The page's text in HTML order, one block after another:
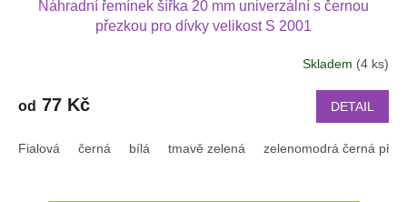
Náhradní řemínek šířka 20 mm univerzální s černou
přezkou pro dívky velikost S 2001
Skladem (4 ks)
od 77 Kč DETAIL
Fialová černá bílá tmavě zelená zelenomodrá černá